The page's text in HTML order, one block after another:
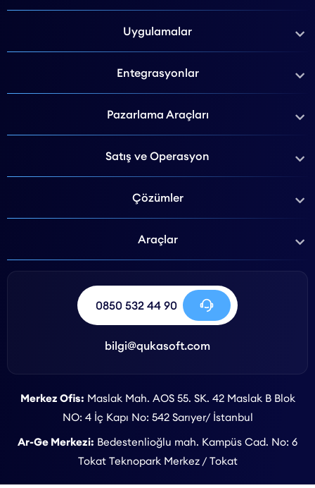
Uygulamalar
Entegrasyonlar
Pazarlama Araçları
Satış ve Operasyon
Çözümler
Araçlar
0850 532 44 90
bilgi@qukasoft.com
Merkez Ofis: Maslak Mah. AOS 55. SK. 42 Maslak B Blok
NO: 4 İç Kapı No: 542 Sarıyer/ İstanbul
Ar-Ge Merkezi: Bedestenlioğlu mah. Kampüs Cad. No: 6
Tokat Teknopark Merkez / Tokat